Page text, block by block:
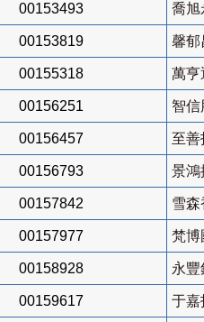
00153493 喬旭
00153819 馨郁
00155318 萬亨
00156251 智信
00156457 至善
00156793 景鴻
00157842 雪森
00157977 梵博
00158928 永豐
00159617 于嘉